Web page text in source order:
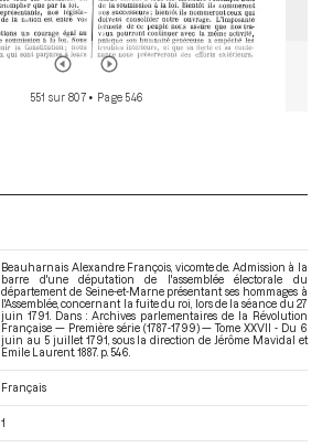
551 sur 807 • Page 546
Beauharnais Alexandre François, vicomte de. Admission à la
barre d'une députation de l'assemblée électorale du
département de Seine-et-Marne présentant ses hommages à
l'Assemblée, concernant la fuite du roi, lors de la séance du 27
juin 1791. Dans : Archives parlementaires de la Révolution
Française — Première série (1787-1799) — Tome XXVII - Du 6
juin au 5 juillet 1791 , sous la direction de Jérôme Mavidal et
Emile Laurent. 1887. p. 546.
Français
1